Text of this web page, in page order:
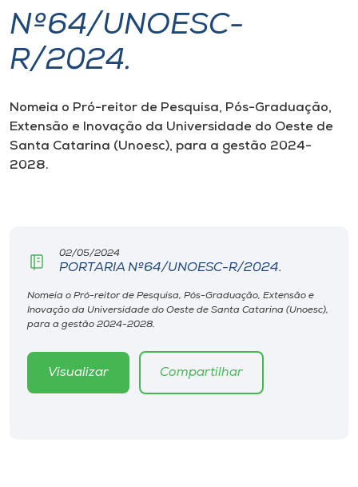
I.nova
Cultura
Editora
Rádio
Museu
Nº64/UNOESC-
R/2024.
Nomeia o Pró-reitor de Pesquisa, Pós-Graduação,
Extensão e Inovação da Universidade do Oeste de
Santa Catarina (Unoesc), para a gestão 2024-
2028.
02/05/2024
PORTARIA Nº64/UNOESC-R/2024.
Nomeia o Pró-reitor de Pesquisa, Pós-Graduação, Extensão e
Inovação da Universidade do Oeste de Santa Catarina (Unoesc),
para a gestão 2024-2028.
Visualizar Compartilhar